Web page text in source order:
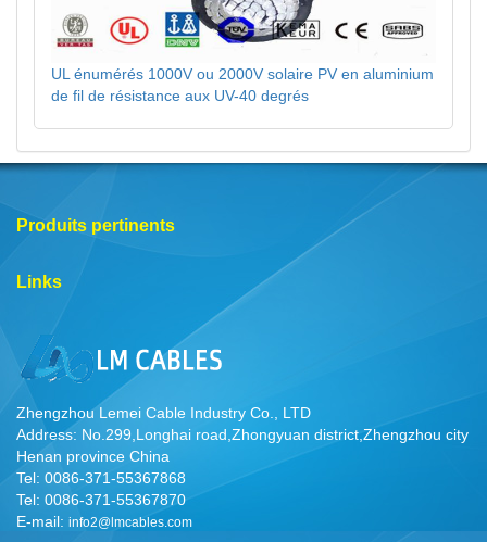
UL énumérés 1000V ou 2000V solaire PV en aluminium
de fil de résistance aux UV-40 degrés
Produits pertinents
Links
Zhengzhou Lemei Cable Industry Co., LTD
Address: No.299,Longhai road,Zhongyuan district,Zhengzhou city
Henan province China
Tel: 0086-371-55367868
Tel: 0086-371-55367870
E-mail: info2@lmcables.com